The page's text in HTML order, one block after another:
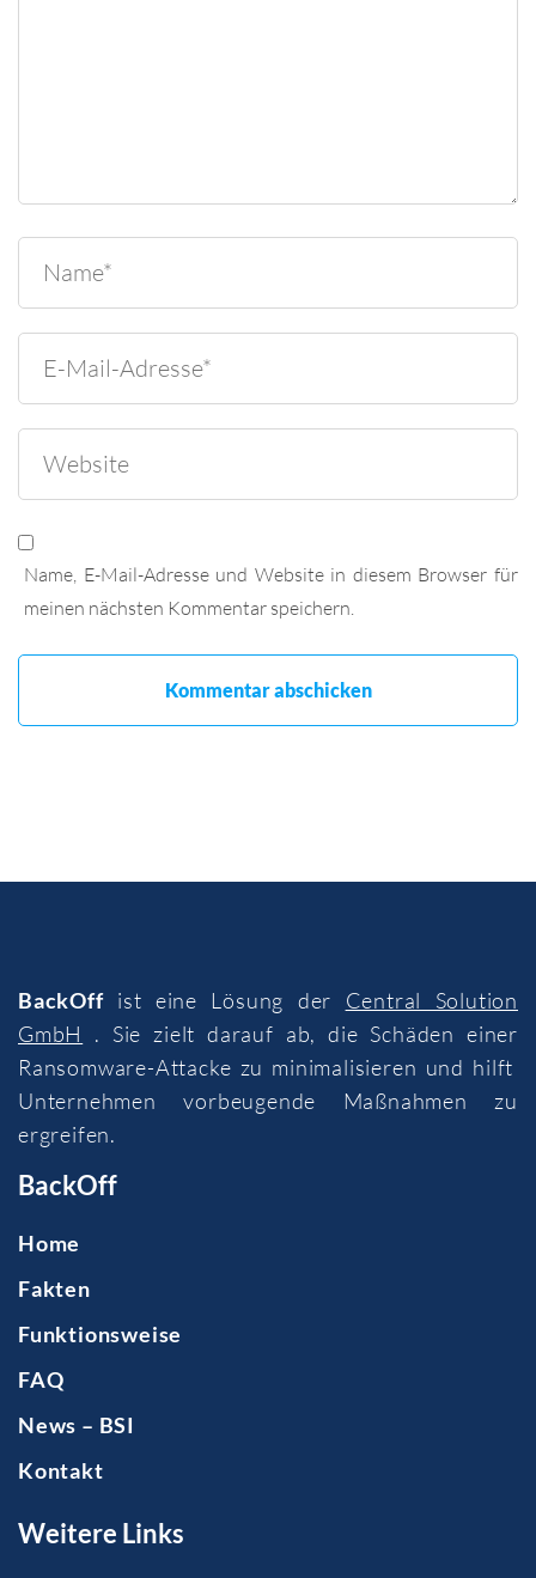
Name, E-Mail-Adresse und Website in diesem Browser für
meinen nächsten Kommentar speichern.
BackOffist eine Lösung der Central Solution
GmbH
. Sie zielt darauf ab, die Schäden einer
Ransomware-Attacke zu minimalisieren und hilft
Unternehmen vorbeugende Maßnahmen zu
ergreifen.
BackOff
Home
Fakten
Funktionsweise
FAQ
News – BSI
Kontakt
Weitere Links